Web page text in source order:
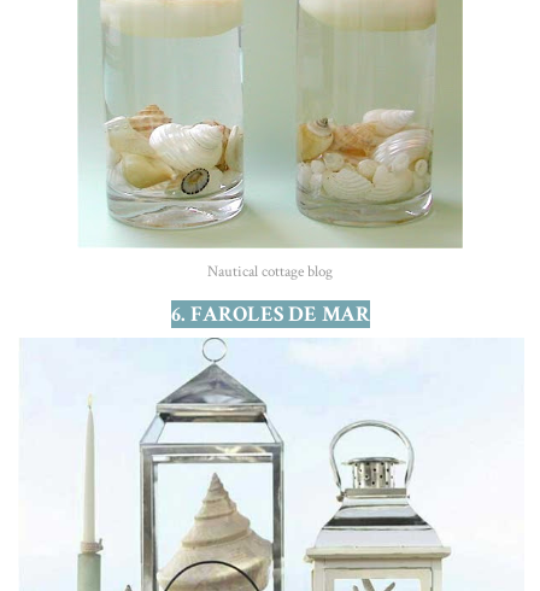
Nautical cottage blog
6. FAROLES DE MAR